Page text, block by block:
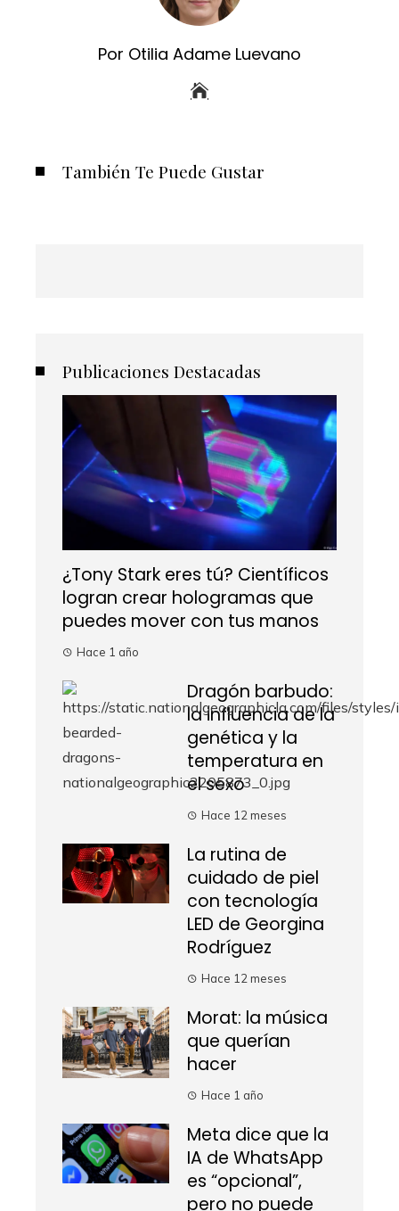
Por Otilia Adame Luevano
También Te Puede Gustar
Publicaciones Destacadas
¿Tony Stark eres tú? Científicos
logran crear hologramas que
puedes mover con tus manos
Hace 1 año
Dragón barbudo:
la influencia de la
genética y la
temperatura en
el sexo
Hace 12 meses
La rutina de
cuidado de piel
con tecnología
LED de Georgina
Rodríguez
Hace 12 meses
Morat: la música
que querían
hacer
Hace 1 año
Meta dice que la
IA de WhatsApp
es “opcional”,
pero no puede